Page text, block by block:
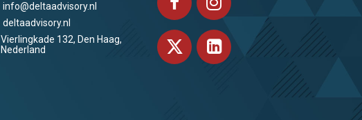
info@deltaadvisory.nl
deltaadvisory.nl
Vierlingkade 132, Den Haag,
Nederland